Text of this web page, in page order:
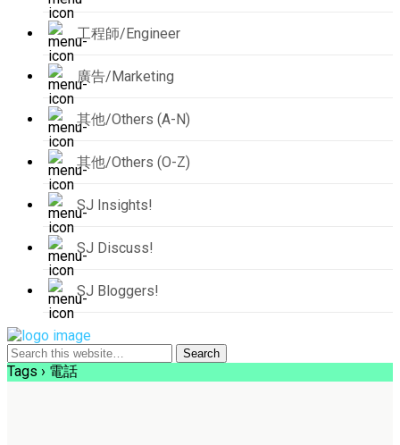
工程師/Engineer
廣告/Marketing
其他/Others (A-N)
其他/Others (O-Z)
SJ Insights!
SJ Discuss!
SJ Bloggers!
Tags › 電話